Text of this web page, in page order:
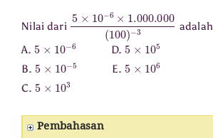
Nilai dari 5×10−6× 1.000.000 100 −
adalah
A. 5 10 − 6D. 5 10 5
B. 5 10 − 5 E. 5 10 6
C. 5 10 3
Pembahasan